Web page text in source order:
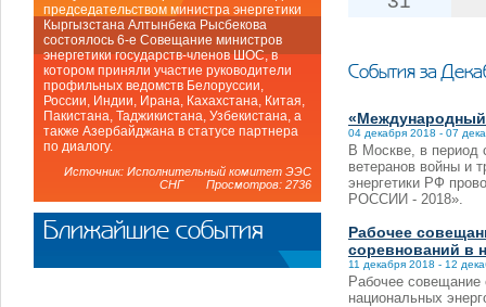
События за
04 декабря 2018 - 07
В Москве, в период
ветеранов войны и
энергетики РФ
РОССИИ - 2018».
Рабочее
соревнований в
11 декабря 2018 - 12
Рабочее совещание
национальных
председательством министра энергетики
Кыргызстана Алтынбека Рысбекова
состоялось 6-е Совещание министров
энергетики государств-членов ШОС, в
котором приняли участие руководители
профильных ведомств Белоруссии,
России, Индии, Ирана, Кахахстана, Китая,
Пакистана, Таджикистана, Узбекистана, а
также Азербайджана в статусе партнера
по диалогу.
Источник: Исполнительный комитет ЭЭС
СНГ Просмотров: 2736
Ближайшие события